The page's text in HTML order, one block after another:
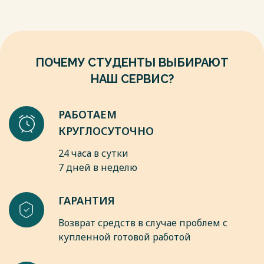
Э.А. Маркарьян и другие специалисты.
ПОЧЕМУ СТУДЕНТЫ ВЫБИРАЮТ
НАШ СЕРВИС?
РАБОТАЕМ
КРУГЛОСУТОЧНО
24 часа в сутки
7 дней в неделю
ГАРАНТИЯ
Возврат средств в случае проблем с
купленной готовой работой